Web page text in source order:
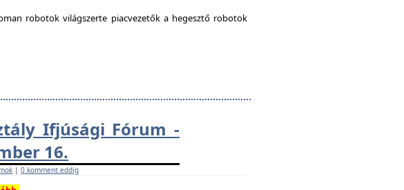
robotok világszerte piacvezetők a hegesztő robotok
Ifjúsági Fórum -
16.
| 0 komment eddig